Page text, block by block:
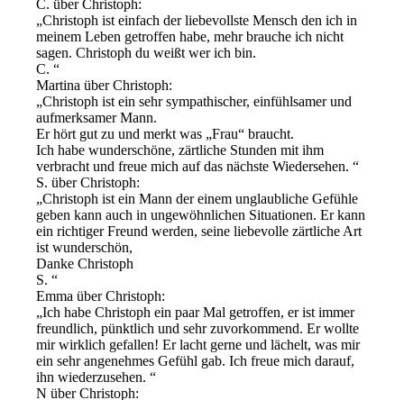
C. über Christoph:
Christoph ist einfach der liebevollste Mensch den ich in
meinem Leben getroffen habe, mehr brauche ich nicht
sagen. Christoph du weißt wer ich bin.
C.
Martina über Christoph:
Christoph ist ein sehr sympathischer, einfühlsamer und
aufmerksamer Mann.
Er hört gut zu und merkt was „Frau“ braucht.
Ich habe wunderschöne, zärtliche Stunden mit ihm
verbracht und freue mich auf das nächste Wiedersehen.
S. über Christoph:
Christoph ist ein Mann der einem unglaubliche Gefühle
geben kann auch in ungewöhnlichen Situationen. Er kann
ein richtiger Freund werden, seine liebevolle zärtliche Art
ist wunderschön,
Danke Christoph
S.
Emma über Christoph:
Ich habe Christoph ein paar Mal getroffen, er ist immer
freundlich, pünktlich und sehr zuvorkommend. Er wollte
mir wirklich gefallen! Er lacht gerne und lächelt, was mir
ein sehr angenehmes Gefühl gab. Ich freue mich darauf,
ihn wiederzusehen.
N über Christoph: